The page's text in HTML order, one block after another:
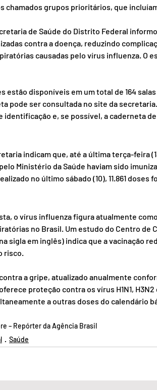
chamados grupos prioritários, que
de Saúde do Distrito Federal
contra a doença, reduzindo
causadas pelo vírus influenza. O
estão disponíveis em um total de 164
pode ser consultada no site da
identificação e, se possível, a caderneta de
indicam que, até a última terça-feira
Ministério da Saúde haviam sido
no último sábado (10), 11.861 doses
o vírus influenza figura atualmente
no Brasil. Um estudo do Centro de
sigla em inglês) indica que a vacinação
risco.
a gripe, atualizado anualmente
proteção contra os vírus H1N1,
a outras doses do calendário
– Repórter da Agência Brasil
Saúde